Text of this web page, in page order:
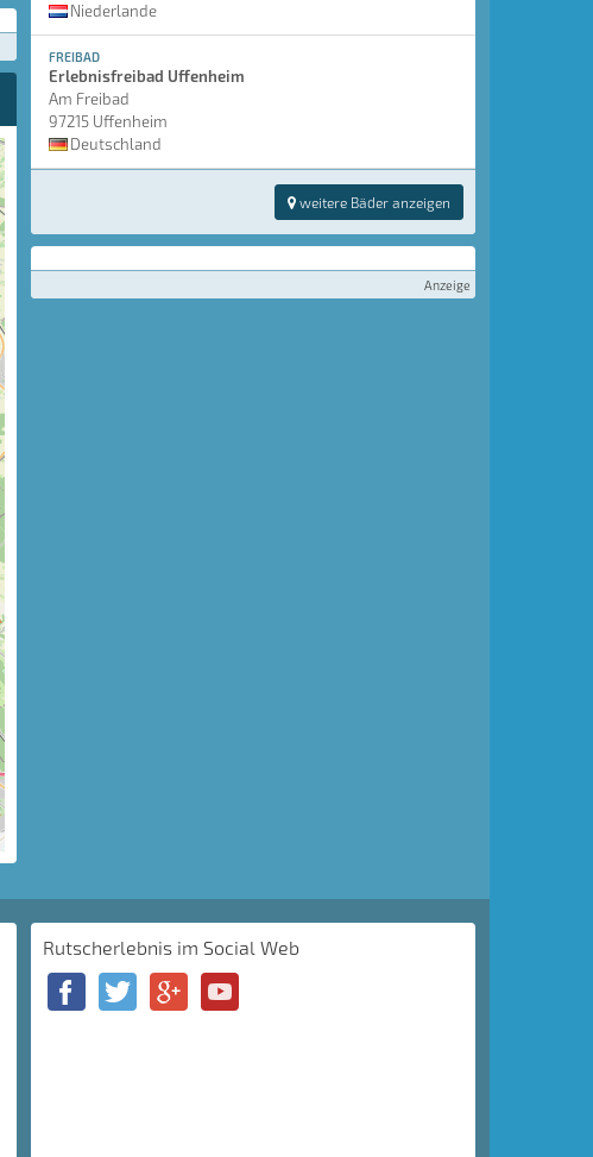
Niederlande
FREIBAD
Erlebnisfreibad Uffenheim
Am Freibad
97215 Uffenheim
Deutschland
weitere Bäder anzeigen
Anzeige
Rutscherlebnis im Social Web